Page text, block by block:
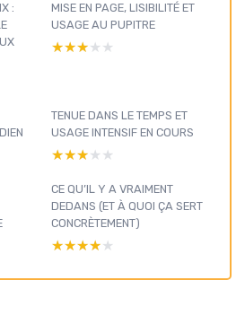
:
MISE EN PAGE, LISIBILITÉ ET
USAGE AU PUPITRE
★★★★★
★★★★★
TENUE DANS LE TEMPS ET
USAGE INTENSIF EN COURS
★★★★★
★★★★★
CE QU’IL Y A VRAIMENT
DEDANS (ET À QUOI ÇA SERT
CONCRÈTEMENT)
★★★★★
★★★★★